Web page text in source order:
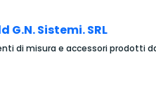
G.N. Sistemi. SRL
misura e accessori prodotti